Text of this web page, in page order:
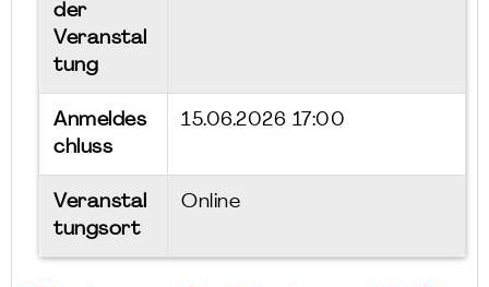
der
Veranstal
tung
Anmeldes
chluss
15.06.2026 17:00
Veranstal
tungsort
Online